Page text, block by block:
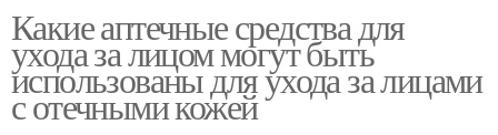
Какие аптечные средства для
ухода за лицом могут быть
использованы для ухода за лицами
с отечными кожей